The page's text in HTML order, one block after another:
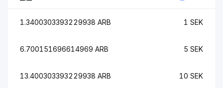
1.3400303393229938 ARB 1 SEK
6.700151696614969 ARB 5 SEK
13.400303393229938 ARB 10 SEK